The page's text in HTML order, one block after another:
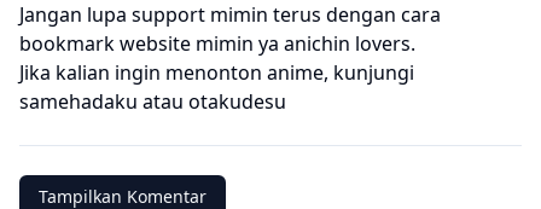
Jangan lupa support mimin terus dengan cara
bookmark website mimin ya anichin lovers.
Jika kalian ingin menonton anime, kunjungi
samehadaku atau otakudesu
Tampilkan Komentar